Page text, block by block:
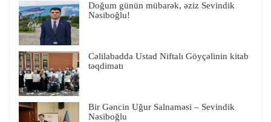
Doğum günün mübarək, əziz Sevindik
Nəsiboğlu!
Cəlilabadda Ustad Niftalı Göyçəlinin kitab
təqdimatı
Bir Gəncin Uğur Salnaməsi – Sevindik
Nəsiboğlu